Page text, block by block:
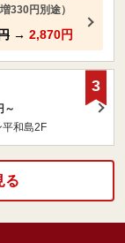
330円別途）
→ 2,870円
～
和島2F
3
る